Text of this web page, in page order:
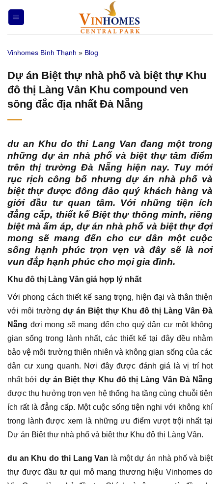
qua
nội
Vinhomes Bình Thạnh » Blog
Dự án Biệt thự nhà phố và biệt thự Khu
đô thị Làng Vân Khu compound ven
sông đắc địa nhất Đà Nẵng
du an Khu do thi Lang Van đang một trong
những dự án nhà phố và biệt thự tâm điểm
trên thị trường Đà Nẵng hiện nay. Tuy mới
rục rịch công bố nhưng dự án nhà phố và
biệt thự được đông đảo quý khách hàng và
giới đầu tư quan tâm. Với những tiện ích
đẳng cấp, thiết kế Biệt thự thông minh, riêng
biệt mà ấm áp, dự án nhà phố và biệt thự đợi
mong sẽ mang đến cho cư dân một cuộc
sống hạnh phúc trọn vẹn và đây sẽ là nơi
vun đắp hạnh phúc cho mọi gia đình.
Khu đô thị Làng Vân giá hợp lý nhất
Với phong cách thiết kế sang trọng, hiện đại và thân thiện
với môi trườngdự án Biệt thự Khu đô thị Làng Vân Đà
Nẵng đợi mong sẽ mang đến cho quý dân cư một không
gian sống trong lành nhất, các thiết kế tại đây đều nhằm
bảo vệ môi trường thiên nhiên và không gian sống của các
dân cư xung quanh. Nơi đây được đánh giá là vị trí hot
nhất bởi dự án Biệt thự Khu đô thị Làng Vân Đà Nẵng
được thụ hưởng trọn vẹn hệ thống hạ tầng cùng chuỗi tiện
ích rất là đẳng cấp. Một cuộc sống tiện nghi với không khí
trong lành được xem là những ưu điểm vượt trội nhất tại
Dự án Biệt thự nhà phố và biệt thự Khu đô thị Làng Vân.
du an Khu do thi Lang Van là một dự án nhà phố và biệt
thự được đầu tư qui mô mang thương hiệu Vinhomes do